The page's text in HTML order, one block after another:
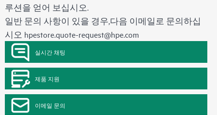
루션을 얻어 보십시오.
일반 문의 사항이 있을 경우,다음 이메일로 문의하십
시오 hpestore.quote-request@hpe.com
실시간 채팅
제품 지원
이메일 문의